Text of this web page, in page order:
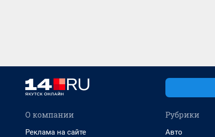
О компании
Реклама на сайте
Рубрики
Авто